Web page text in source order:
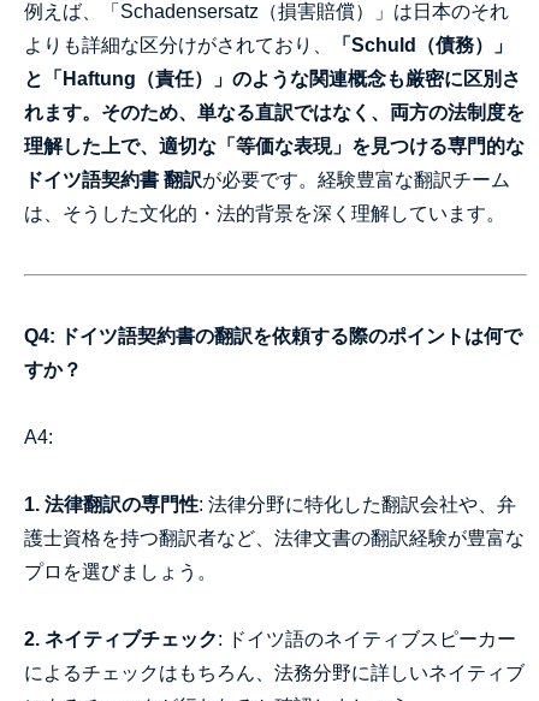
例えば、「Schadensersatz（損害賠償）」は日本のそれ
よりも詳細な区分けがされており、
「Schuld（債務）」
と「Haftung（責任）」のような関連概念も厳密に区別さ
れます。そのため、単なる直訳ではなく、両方の法制度を
理解した上で、適切な「等価な表現」を見つける専門的な
ドイツ語契約書 翻訳が必要です。経験豊富な翻訳チーム
は、そうした文化的・法的背景を深く理解しています。
Q4: ドイツ語契約書の翻訳を依頼する際のポイントは何で
すか？
A4:
1. 法律翻訳の専門性: 法律分野に特化した翻訳会社や、弁
護士資格を持つ翻訳者など、法律文書の翻訳経験が豊富な
プロを選びましょう。
2. ネイティブチェック: ドイツ語のネイティブスピーカー
によるチェックはもちろん、法務分野に詳しいネイティブ